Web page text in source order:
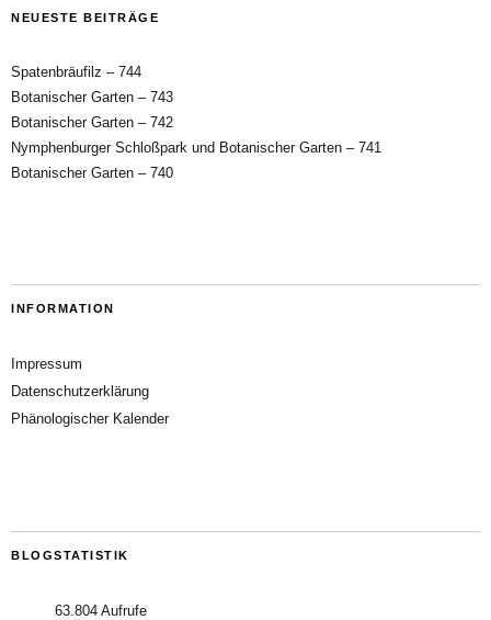
NEUESTE BEITRÄGE
Spatenbräufilz – 744
Botanischer Garten – 743
Botanischer Garten – 742
Nymphenburger Schloßpark und Botanischer Garten – 741
Botanischer Garten – 740
INFORMATION
Impressum
Datenschutzerklärung
Phänologischer Kalender
BLOGSTATISTIK
63.804 Aufrufe